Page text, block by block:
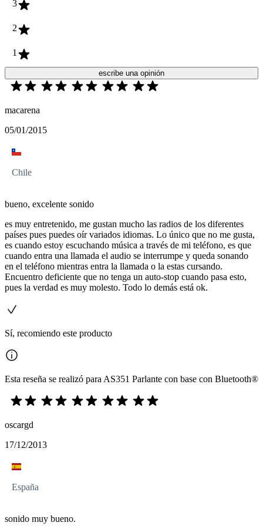
3
2
1
escribe una opinión
macarena
05/01/2015
Chile
bueno, excelente sonido
es muy entretenido, me gustan mucho las radios de los diferentes
países pues puedes oír variados idiomas. Lo único que no me gusta,
es cuando estoy escuchando música a través de mi teléfono, es que
cuando entra una llamada el audio se interrumpe y queda sonando
en el teléfono mientras entra la llamada o la estas cursando.
Encuentro deficiente que no tenga un auto-stop cuando pasa esto,
pues la verdad es muy molesto. Todo lo demás está ok.
Sí, recomiendo este producto
Esta reseña se realizó para AS351 Parlante con base con Bluetooth®
oscargd
17/12/2013
España
sonido muy bueno.